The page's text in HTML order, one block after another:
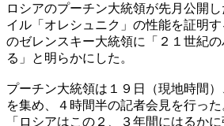
ロシアのプーチン大統領が先月公開
イル「オレシュニク」の性能を証明
のゼレンスキー大統領に「２１世紀
る」と明らかにした。
プーチン大統領は１９日（現地時間
を集め、４時間半の記者会見を行っ
「ロシアはこの２、３年間にはるか